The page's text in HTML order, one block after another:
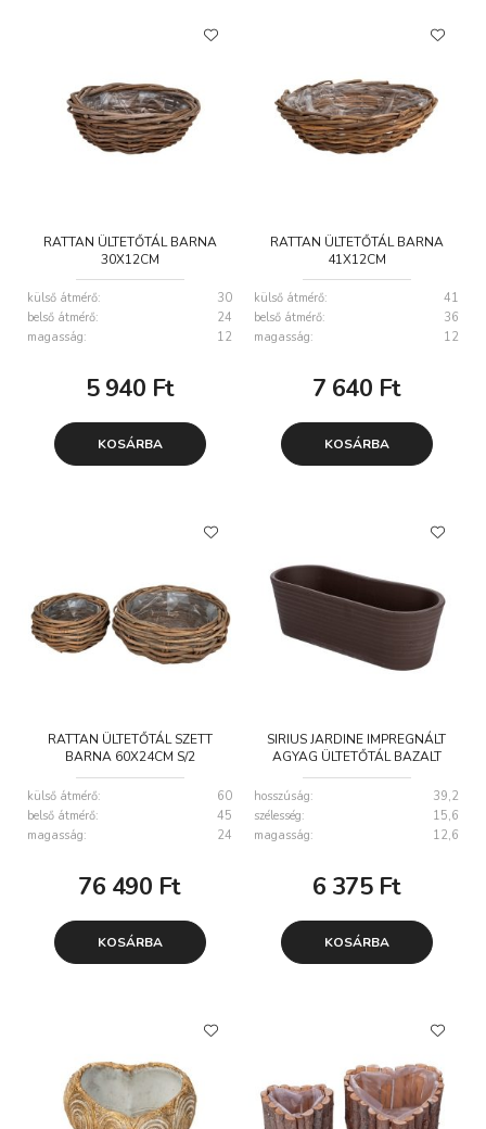
RATTAN ÜLTETŐTÁL BARNA
30X12CM
külső átmérő:
30
belső átmérő:
24
magasság:
12
5 940 Ft
KOSÁRBA
RATTAN ÜLTETŐTÁL BARNA
41X12CM
külső átmérő:
41
belső átmérő:
36
magasság:
12
7 640 Ft
KOSÁRBA
RATTAN ÜLTETŐTÁL SZETT
BARNA 60X24CM S/2
külső átmérő:
60
belső átmérő:
45
magasság:
24
76 490 Ft
KOSÁRBA
SIRIUS JARDINE IMPREGNÁLT
AGYAG ÜLTETŐTÁL BAZALT
40X16,5X12,5CM
hosszúság:
39,2
szélesség:
15,6
magasság:
12,6
6 375Ft
KOSÁRBA